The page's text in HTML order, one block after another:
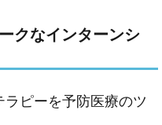
クなインターンシ
ピーを予防医療のツ